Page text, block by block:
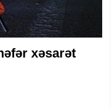
xəsarət